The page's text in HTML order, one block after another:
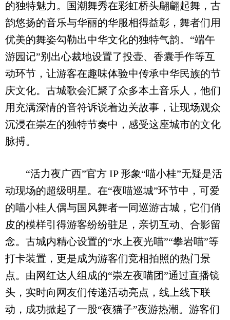
的独特魅力。国潮舞秀在彩虹桥头翩翩起舞，古
韵悠扬的音乐与华丽的华服相得益彰，舞者们用
优美的舞姿勾勒出中华文化的独特气韵。“端午
游园记”别出心裁地设置了投壶、香囊手作等互
动环节，让游客在趣味体验中传承中华民族的节
庆文化。古城歌会汇聚了众多本土音乐人，他们
用充满深情的音符诉说着边关故事，让现场观众
沉浸在崇左的独特节奏中，感受这座城市的文化
脉搏。
“活力夜广西”官方 IP 形象“喵小桂”无疑是活
动现场的超级明星。在“夜喵巡城”环节中，可爱
的喵小桂人偶与国风舞者一同巡游古城，它们俏
皮的模样引得游客纷纷驻足，亲切互动、合影留
念。古城内精心设置的“水上夜光喵”“攀岩喵”等
打卡装置，更是成为游客们竞相拍照的热门景
点。由网红达人组成的“崇左夜喵团”通过直播镜
头，实时向网友们传递活动亮点，线上线下联
动，成功掀起了一股“夜猫子”夜游热潮。游客们